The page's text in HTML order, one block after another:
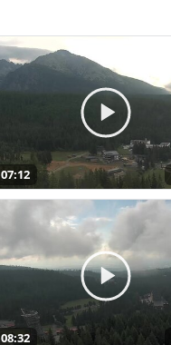
07:12
08:32